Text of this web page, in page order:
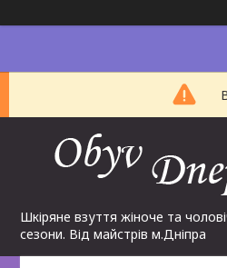
Шкіряне взуття жіноче та
сезони. Від майстрів м.Дніпра